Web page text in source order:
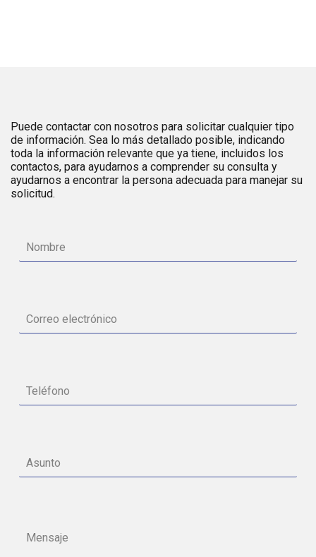
Puede contactar con nosotros para solicitar cualquier tipo
de información. Sea lo más detallado posible, indicando
toda la información relevante que ya tiene, incluidos los
contactos, para ayudarnos a comprender su consulta y
ayudarnos a encontrar la persona adecuada para manejar su
solicitud.